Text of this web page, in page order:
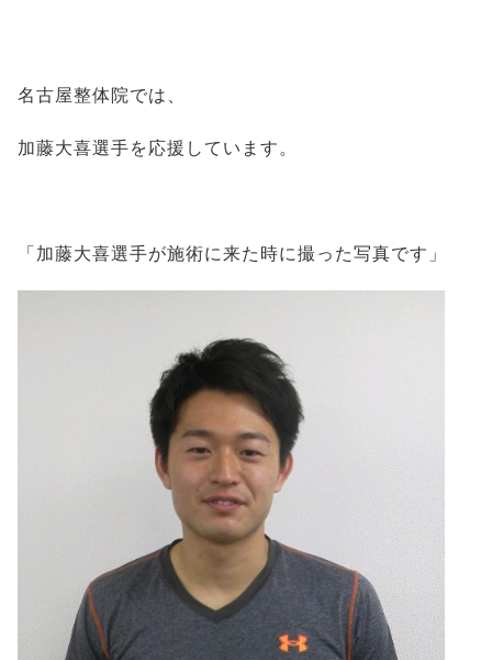
名古屋整体院では、
加藤大喜選手を応援しています。
「加藤大喜選手が施術に来た時に撮った写真です」